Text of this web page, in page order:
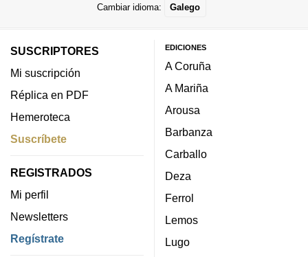
Cambiar idioma: Galego
SUSCRIPTORES
Mi suscripción
Réplica en PDF
Hemeroteca
Suscríbete
REGISTRADOS
Mi perfil
Newsletters
Regístrate
EDICIONES
A Coruña
A Mariña
Arousa
Barbanza
Carballo
Deza
Ferrol
Lemos
Lugo